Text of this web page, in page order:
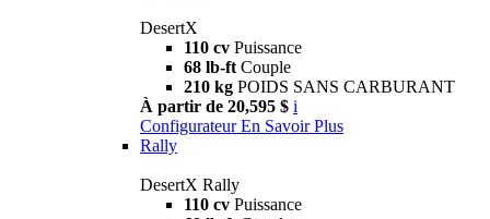
DesertX
110 cv Puissance
68 lb-ft Couple
210 kg POIDS SANS CARBURANT
À partir de 20,595 $ i
Configurateur En Savoir Plus
Rally
DesertX Rally
110 cv Puissance